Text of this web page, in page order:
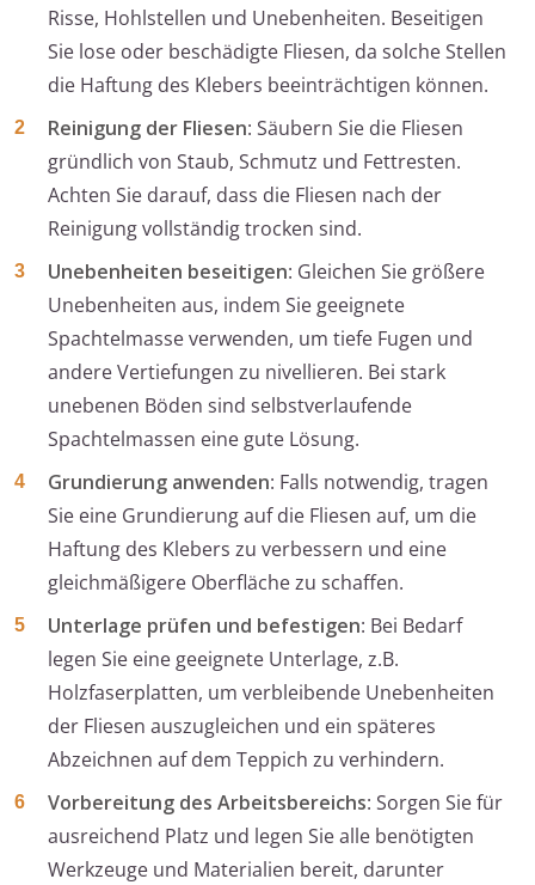
Risse, Hohlstellen und Unebenheiten. Beseitigen
Sie lose oder beschädigte Fliesen, da solche Stellen
die Haftung des Klebers beeinträchtigen können.
Reinigung der Fliesen: Säubern Sie die Fliesen
gründlich von Staub, Schmutz und Fettresten.
Achten Sie darauf, dass die Fliesen nach der
Reinigung vollständig trocken sind.
Unebenheiten beseitigen: Gleichen Sie größere
Unebenheiten aus, indem Sie geeignete
Spachtelmasse verwenden, um tiefe Fugen und
andere Vertiefungen zu nivellieren. Bei stark
unebenen Böden sind selbstverlaufende
Spachtelmassen eine gute Lösung.
Grundierung anwenden: Falls notwendig, tragen
Sie eine Grundierung auf die Fliesen auf, um die
Haftung des Klebers zu verbessern und eine
gleichmäßigere Oberfläche zu schaffen.
Unterlage prüfen und befestigen: Bei Bedarf
legen Sie eine geeignete Unterlage, z.B.
Holzfaserplatten, um verbleibende Unebenheiten
der Fliesen auszugleichen und ein späteres
Abzeichnen auf dem Teppich zu verhindern.
Vorbereitung des Arbeitsbereichs: Sorgen Sie für
ausreichend Platz und legen Sie alle benötigten
Werkzeuge und Materialien bereit, darunter